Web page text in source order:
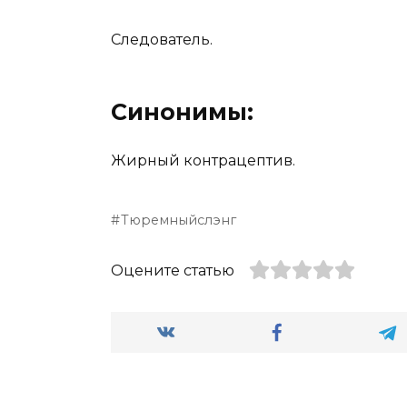
Следователь.
Синонимы:
Жирный контрацептив.
Тюремныйслэнг
Оцените статью